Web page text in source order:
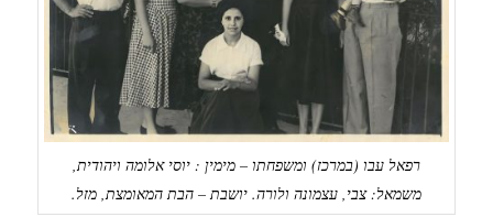
רפאל עבו (במרכז) ומשפחתו – מימין : יוסי אלומה ויהודית,
משמאל: צבי, עצמונה ולורה. יושבת – הבת המאומצת, מזל.